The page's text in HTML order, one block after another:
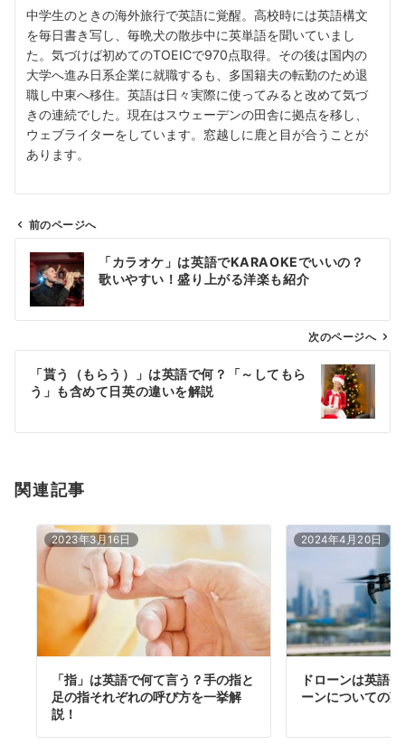
中学生のときの海外旅行で英語に覚醒。高校時には英語構文
を毎日書き写し、毎晩犬の散歩中に英単語を聞いていまし
た。気づけば初めてのTOEICで970点取得。その後は国内の
大学へ進み日系企業に就職するも、多国籍夫の転勤のため退
職し中東へ移住。英語は日々実際に使ってみると改めて気づ
きの連続でした。現在はスウェーデンの田舎に拠点を移し、
ウェブライターをしています。窓越しに鹿と目が合うことが
あります。
ビ
ン
前のページへ
「カラオケ」は英語でKARAOKEでいいの？
歌いやすい！盛り上がる洋楽も紹介
次のページへ
「貰う（もらう）」は英語で何？「～してもら
う」も含めて日英の違いを解説
関連記事
2023年3月16日
「指」は英語で何て言う？手の指と
足の指それぞれの呼び方を一挙解
説！
2024年4月20日
ドローンは英語
ーンについての